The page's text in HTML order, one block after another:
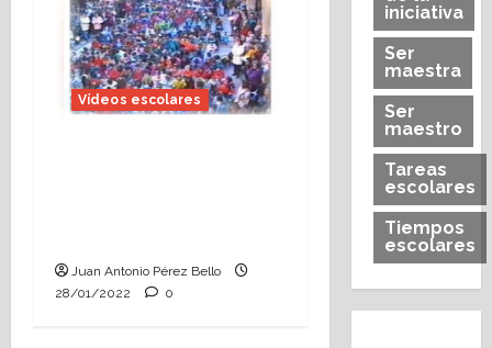
Vídeos escolares
Juan Antonio Pérez Bello
28/01/2022
0
iniciativa
Ser
maestra
Ser
maestro
Tareas
escolares
Tiempos
escolares